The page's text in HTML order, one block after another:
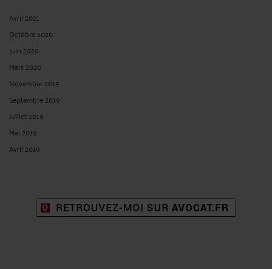
Avril 2021
Octobre 2020
Juin 2020
Mars 2020
Novembre 2019
Septembre 2019
Juillet 2019
Mai 2019
Avril 2019